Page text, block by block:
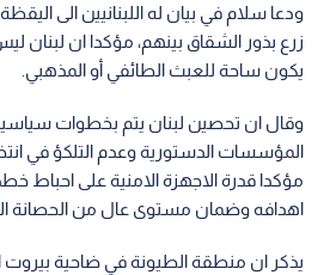
ودعا سلام في بيان له اللبنانيين الى
زرع بذور الشقاق بينهم، مؤكدا ان لبنان
يكون ساحة للعبث الطائفي أو المذهبي.
وقال ان تحصين لبنان يتم بخطوات
المؤسسات الدستورية وعدم التلكؤ في
مؤكدا قدرة الاجهزة الامنية على احباط
اهدافه وضمان مستوى عال من الحصانة
يذكر ان منطقة الطيونة في ضاحية